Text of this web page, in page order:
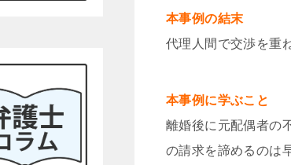
本事例の結末
代理人間で交渉を重
本事例に学ぶこと
離婚後に元配偶者の
の請求を諦めるのは